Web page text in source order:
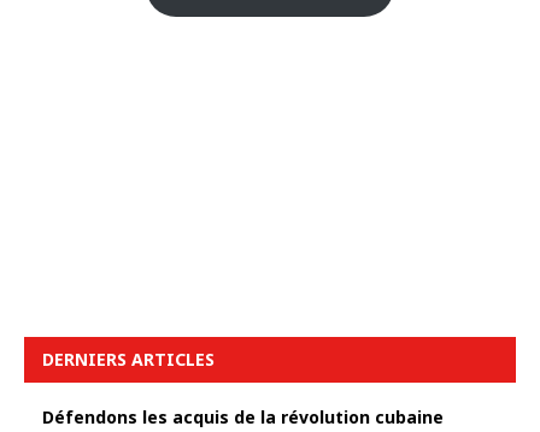
DERNIERS ARTICLES
Défendons les acquis de la révolution cubaine